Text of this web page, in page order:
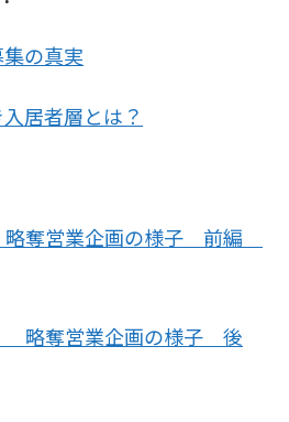
の真実
居者層とは？
略奪営業企画の様子 前編
略奪営業企画の様子 後